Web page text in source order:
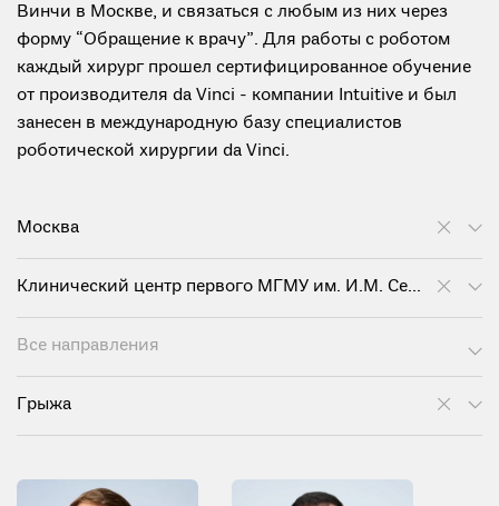
Винчи в Москве, и связаться с любым из них через
форму “Обращение к врачу”. Для работы с роботом
каждый хирург прошел сертифицированное обучение
от производителя da Vinci - компании Intuitive и был
занесен в международную базу специалистов
роботической хирургии da Vinci.
Москва
Клинический центр первого МГМУ им. И.М. Сеченова
Все направления
Грыжа